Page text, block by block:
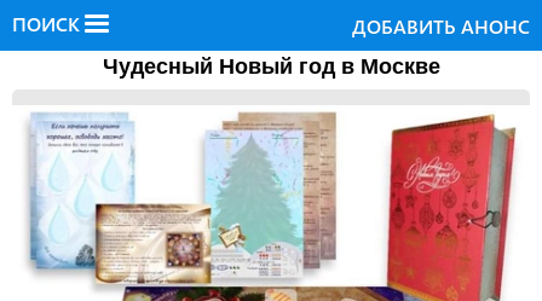
ПОИСК ДОБАВИТЬ АНОНС
Чудесный Новый год в Москве